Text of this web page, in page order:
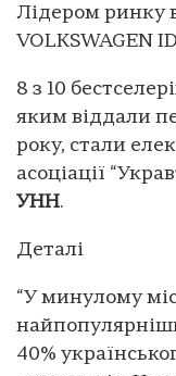
Лідером ринку
VOLKSWAGEN
8 з 10
яким віддали
року, стали
асоціації
УНН.
Деталі
“У минулому
40%